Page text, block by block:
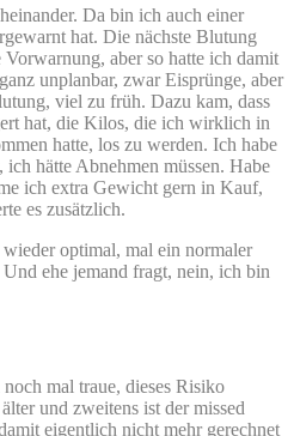
Da bin ich auch einer
hat. Die nächste Blutung
aber so hatte ich damit
unplanbar, zwar Eisprünge, aber
viel zu früh. Dazu kam, dass
hat, die Kilos, die ich wirklich in
hatte, los zu werden. Ich habe
hätte Abnehmen müssen. Habe
ich extra Gewicht gern in Kauf,
es zusätzlich.
optimal, mal ein normaler
ehe jemand fragt, nein, ich bin
mal traue, dieses Risiko
und zweitens ist der missed
eigentlich nicht mehr gerechnet